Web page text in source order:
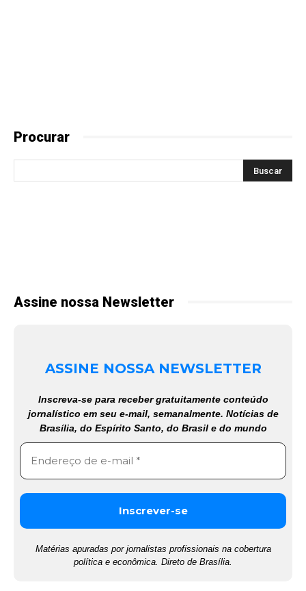
Procurar
Assine nossa Newsletter
ASSINE NOSSA NEWSLETTER
Inscreva-se para receber gratuitamente conteúdo
jornalístico em seu e-mail, semanalmente. Notícias de
Brasília, do Espírito Santo, do Brasil e do mundo
Matérias apuradas por jornalistas profissionais na cobertura
política e econômica. Direto de Brasília.